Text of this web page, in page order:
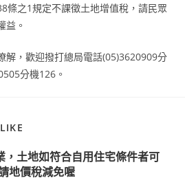
條之1規定不課徵土地增值稅，請民眾
益。
解，歡迎撥打總局電話(05)3620909分
分機126。
土地如符合自用住宅條件者可
地價稅減免喔